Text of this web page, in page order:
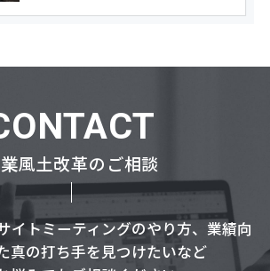
風土改革のご相談
イトミーティングのやり方、業績向
真の打ち手を見つけたいなど